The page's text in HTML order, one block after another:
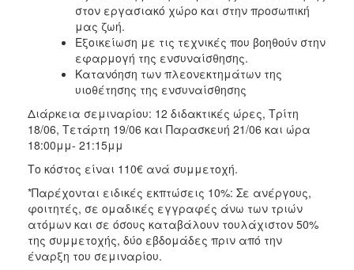
στον εργασιακό χώρο και στην προσωπική
μας ζωή.
Εξοικείωση με τις τεχνικές που βοηθούν στην
εφαρμογή της ενσυναίσθησης.
Κατανόηση των πλεονεκτημάτων της
υιοθέτησης της ενσυναίσθησης
Διάρκεια σεμιναρίου: 12 διδακτικές ώρες, Τρίτη
18/06, Τετάρτη 19/06 και Παρασκευή 21/06 και ώρα
18:00μμ- 21:15μμ
Το κόστος είναι 110€ ανά συμμετοχή.
*Παρέχονται ειδικές εκπτώσεις 10%: Σε ανέργους,
φοιτητές, σε ομαδικές εγγραφές άνω των τριών
ατόμων και σε όσους καταβάλουν τουλάχιστον 50%
της συμμετοχής, δύο εβδομάδες πριν από την
έναρξη του σεμιναρίου.